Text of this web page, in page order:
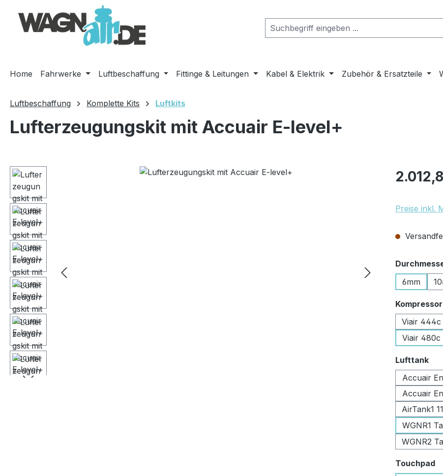
Hauptinhalt springen
Zur Suche springen
Zur Hauptnavigation springen
Home Fahrwerke Luftbeschaffung Fittinge & Leitungen Kabel & Elektrik Zubehör & Ersatzteile
Luftbeschaffung Komplette Kits Luftkits
Lufterzeugungskit mit Accuair E-level+
Bildergalerie überspringen Regulärer
Preise inkl.
6mm
Kompressor
Viair
Viair 480c
Lufttank
Accuair
Accuair
AirTank1
WGNR1
WGNR2
Touchpad